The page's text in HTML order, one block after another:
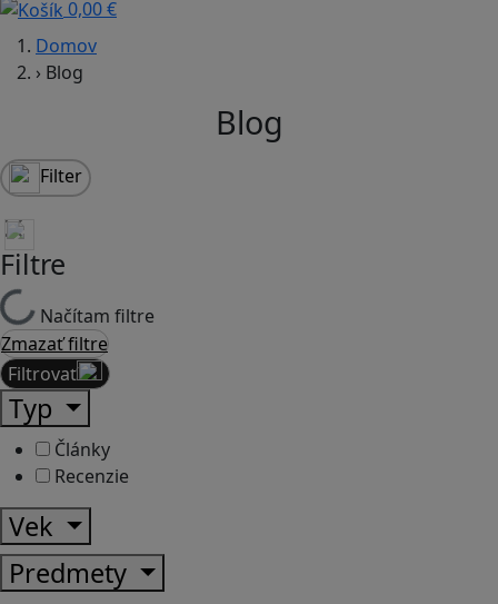
0,00 €
Domov
› Blog
Blog
Filter
Filtre
Načítam filtre
Zmazať filtre
Filtrovať
Typ
Články
Recenzie
Vek
Predmety